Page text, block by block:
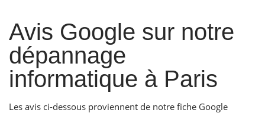
Avis Google sur notre
dépannage
informatique à Paris
Les avis ci-dessous proviennent de notre fiche Google